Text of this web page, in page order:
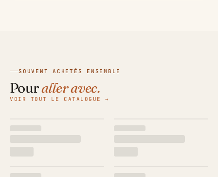
SOUVENT ACHETÉS ENSEMBLE
Pouraller avec.
VOIR TOUT LE CATALOGUE →